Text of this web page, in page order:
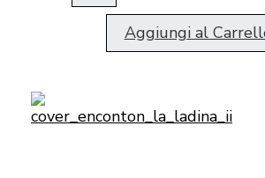
Aggiungi al